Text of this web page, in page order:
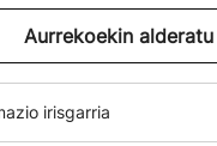
Aurrekoekin alderatu
irisgarria